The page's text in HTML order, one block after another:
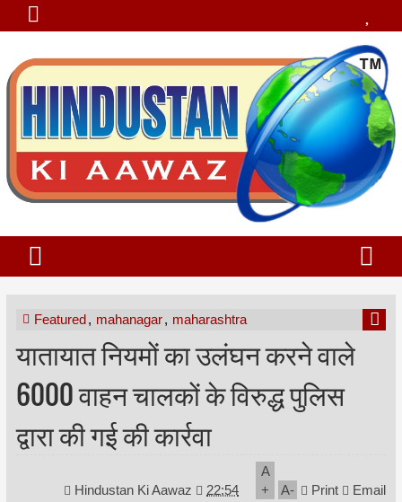
Featured, mahanagar, maharashtra
यातायात नियमों का उलंघन करने वाले
6000 वाहन चालकों के विरुद्ध पुलिस
द्वारा की गई की कार्रवा
Hindustan Ki Aawaz 22:54
A
+
A- Print Email